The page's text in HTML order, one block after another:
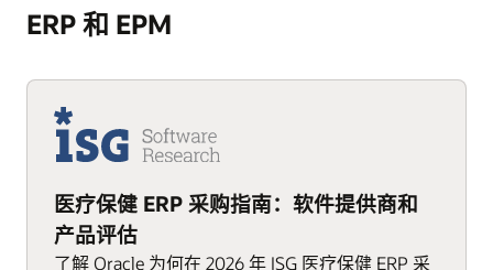
ERP 和 EPM
医疗保健 ERP 采购指南：软件提供商和
产品评估
了解 Oracle 为何在 2026 年 ISG 医疗保健 ERP 采